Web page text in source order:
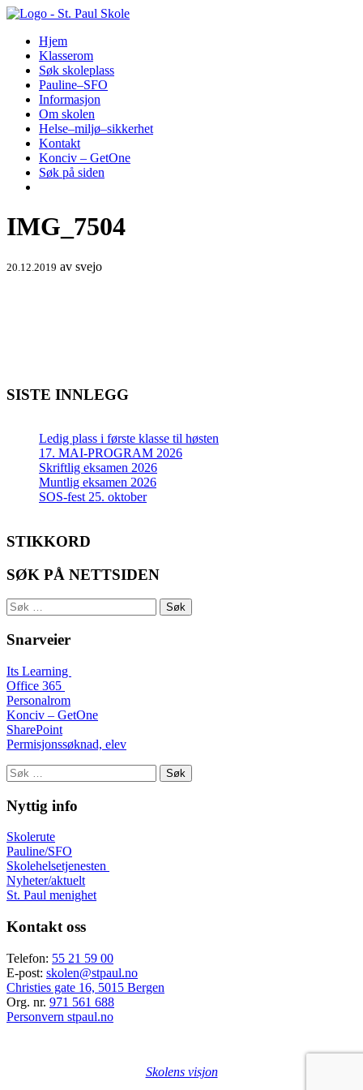
Hopp
innholdHjem
Klasserom
Søk skoleplass
Pauline–SFO
Informasjon
Om skolen
Helse–miljø–sikkerhet
Kontakt
Konciv – GetOne
Søk på siden
IMG_7504
20.12.2019 av svejo
SISTE INNLEGG
Ledig plass i første klasse til høsten
17. MAI-PROGRAM 2026
Skriftlig eksamen 2026
Muntlig eksamen 2026
SOS-fest 25. oktober
STIKKORD
SØK PÅ NETTSIDEN
Søk
etter:
Snarveier
Its Learning
Office 365
Personalrom
Konciv – GetOne
SharePoint
Permisjonssøknad, elev
Søk
etter:
Nyttig info
Skolerute
Pauline/SFO
Skolehelsetjenesten
Nyheter/aktuelt
St. Paul menighet
Kontakt oss
Telefon: 55 21 59 00
E-post: skolen@stpaul.no
Christies gate 16, 5015 Bergen
Org. nr. 971 561 688
Personvern stpaul.no
Skolens visjon